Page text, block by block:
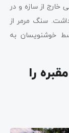
خارج از سازه و در
سنگ مرمر از
خوشنویسان به
را